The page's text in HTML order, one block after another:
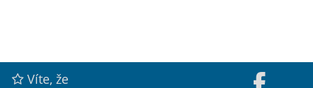
Víte, že